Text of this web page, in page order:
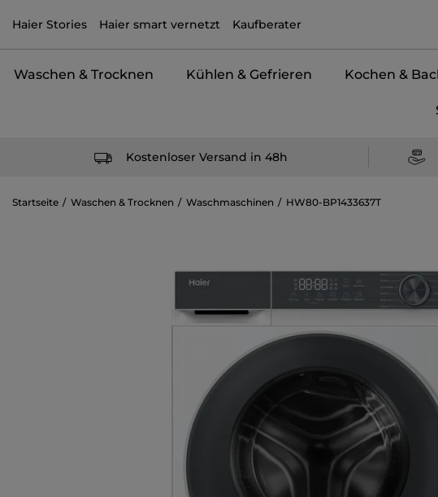
Haier Stories Haier smart vernetzt Kaufberater
Waschen & Trocknen Kühlen & Gefrieren Kochen &
Kostenloser Versand in 48h
Startseite Waschen & Trocknen Waschmaschinen HW80-BP1433637T